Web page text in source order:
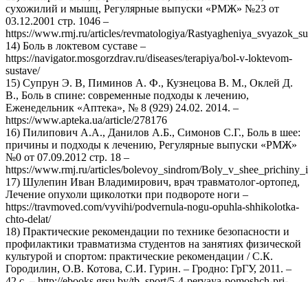
сухожилий и мышц, Регулярные выпуски «РМЖ» №23 от
03.12.2001 стр. 1046 –
https://www.rmj.ru/articles/revmatologiya/
14) Боль в локтевом суставе –
https://navigator.mosgorzdrav.ru/diseases/terapiya/bol-v-loktevom-
sustave/
15) Супрун Э. В, Пиминов А. Ф., Кузнецова В. М., Оклей Д.
В., Боль в спине: современные подходы к лечению,
Еженедельник «Аптека», № 8 (929) 24.02. 2014. –
https://www.apteka.ua/article/278176
16) Пилипович А.А., Данилов А.Б., Симонов С.Г., Боль в шее:
причины и подходы к лечению, Регулярные выпуски «РМЖ»
№0 от 07.09.2012 стр. 18 –
https://www.rmj.ru/articles/bolevoy_sindrom/
17) Шулепин Иван Владимирович, врач травматолог-ортопед,
Лечение опухоли щиколотки при подвороте ноги –
https://travmoved.com/vyvihi/podvernula-nogu-opuhla-shhikolotka-
chto-delat/
18) Практические рекомендации по технике безопасности и
профилактики травматизма студентов на занятиях физической
культурой и спортом: практические рекомендации / С.К.
Городилин, О.В. Котова, С.И. Гурин. – Гродно: ГрГУ, 2011. –